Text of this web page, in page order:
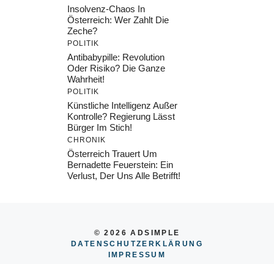
Insolvenz-Chaos In
Österreich: Wer Zahlt Die
Zeche?
POLITIK
Antibabypille: Revolution
Oder Risiko? Die Ganze
Wahrheit!
POLITIK
Künstliche Intelligenz Außer
Kontrolle? Regierung Lässt
Bürger Im Stich!
CHRONIK
Österreich Trauert Um
Bernadette Feuerstein: Ein
Verlust, Der Uns Alle Betrifft!
© 2026 ADSIMPLE
DATENSCHUTZERKLÄRUNG
IMPRESSU M